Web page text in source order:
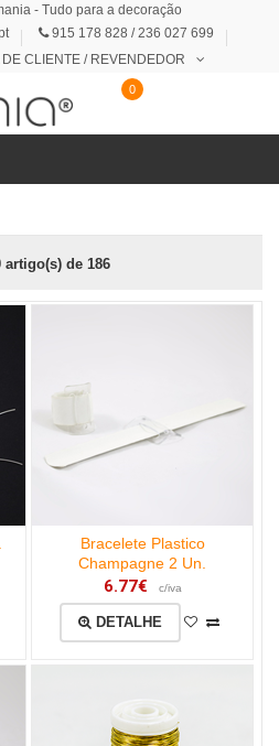
- Tudo para a decoração
915 178 828 / 236 027 699
DE CLIENTE / REVENDEDOR
0
artigo(s) de 186
Bracelete Plastico
Champagne 2 Un.
6.77€ c/iva
DETALHE